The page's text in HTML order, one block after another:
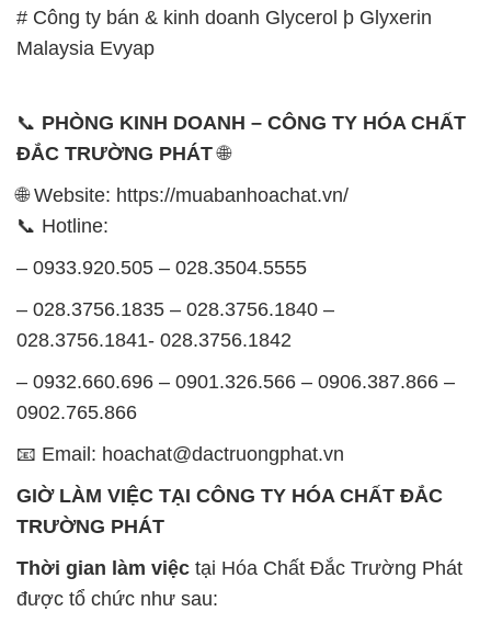
ĐẮC TRƯỜNG PHÁT🌐
🌐 Website: https://muabanhoachat.vn/
– 0933.920.505 – 028.3504.5555
028.3756.1841- 028.3756.1842
0902.765.866
📧 Email: hoachat@dactruongphat.vn
TRƯỜNG PHÁT
được tổ chức như sau:
Thứ 2 đến thứ 6: Buổi sáng: từ 8h đến 11h – Buổi
chiều: từ 12h30 đến 17h
Thứ 7: Buổi sáng: từ 8h đến 11h – Buổi chiều: từ
12h30 đến 16h